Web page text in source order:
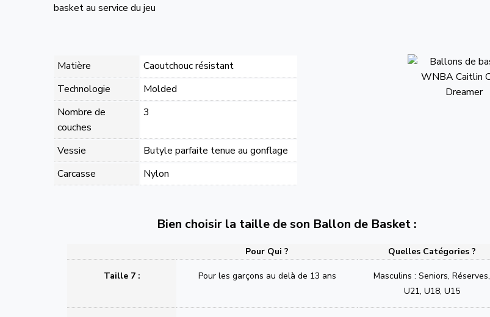
basket au service du jeu
Matière
Caoutchouc résistant
Technologie
Molded
Nombre de
couches
3
Vessie
Butyle parfaite tenue au gonflage
Carcasse
Nylon
Bien choisir la taille de son Ballon de Basket :
Pour Qui ? Quelles Catégories ?
Taille 7 : Pour les garçons au delà de 13 ans
Masculins : Seniors, Réserves,
U21, U18, U15